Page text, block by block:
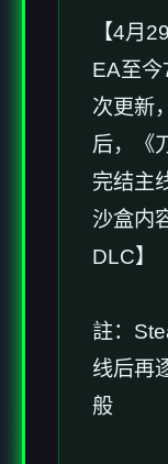
【4月
EA至
次更新
后，《
完结主
沙盒内
DLC】
註：
线后再
般